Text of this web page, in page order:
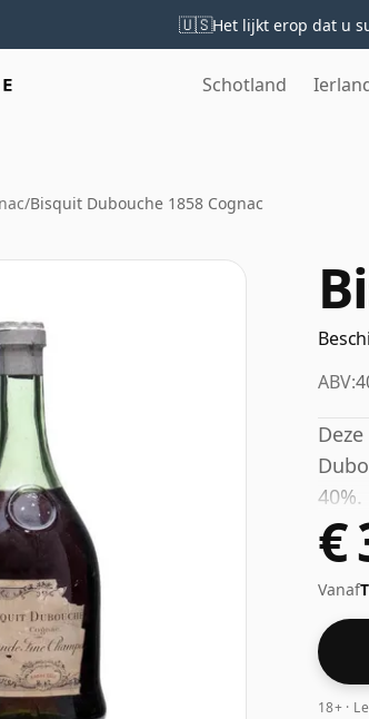
🇺🇸Het lijkt erop dat u
Schotland
/Bisquit Dubouche 1858 Cognac
ABV:
40%.
€
Vanaf
18+ ·